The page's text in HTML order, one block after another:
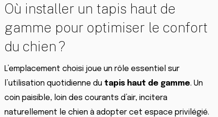
Où installer un tapis haut de
gamme pour optimiser le confort
du chien ?
L’emplacement choisi joue un rôle essentiel sur
l’utilisation quotidienne du tapis haut de gamme. Un
coin paisible, loin des courants d’air, incitera
naturellement le chien à adopter cet espace privilégié.